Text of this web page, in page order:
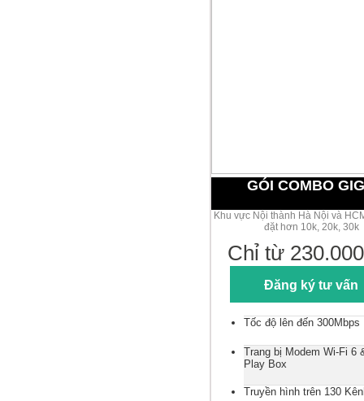
GÓI COMBO
Khu vực Nội thành Hà Nội và
đặt hơn 10k, 20k, 30k
Chỉ từ 230.000
Đăng ký tư vấn
Tốc độ lên đến 300Mbps
Trang bị Modem Wi-Fi 6
Play Box
Truyền hình trên 130